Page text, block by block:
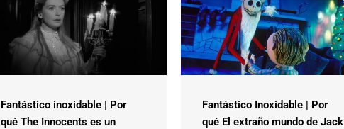
Fantástico inoxidable | Por
qué The Innocents es un
Fantástico Inoxidable | Por
qué El extraño mundo de Jack